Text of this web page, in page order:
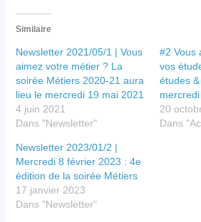
Similaire
Newsletter 2021/05/1 | Vous
aimez votre métier ? La
soirée Métiers 2020-21 aura
lieu le mercredi 19 mai 2021
4 juin 2021
Dans "Newsletter"
#2 Vous
vos
études
20
Dans
Newsletter 2023/01/2 |
Mercredi 8 février 2023 : 4e
édition de la soirée Métiers
17 janvier 2023
Dans "Newsletter"